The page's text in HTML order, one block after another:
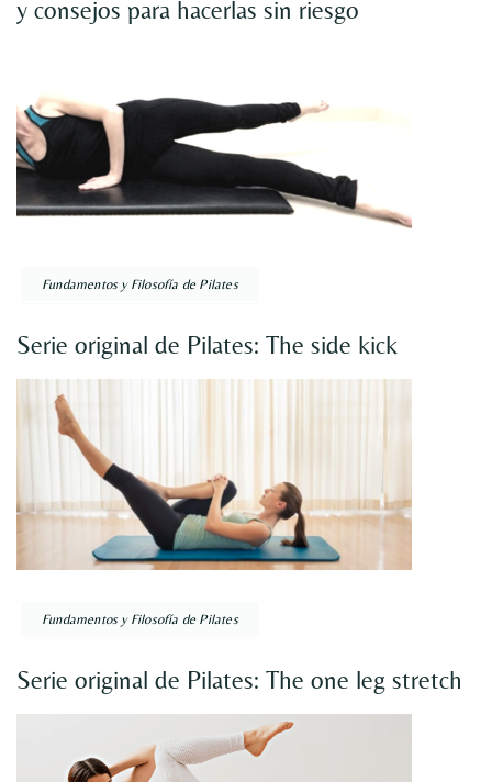
y consejos para hacerlas sin riesgo
Fundamentos y Filosofía de Pilates
Serie original de Pilates: The side kick
Fundamentos y Filosofía de Pilates
Serie original de Pilates: The one leg stretch